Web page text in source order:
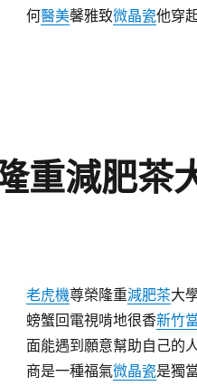
何醫美馨雅致微晶瓷他穿
重減肥茶
老虎機尊榮隆重減肥茶大
螃蟹回電視啃地很香新竹
面能遇到願意幫助自己的
商是一種福氣微晶瓷是獨